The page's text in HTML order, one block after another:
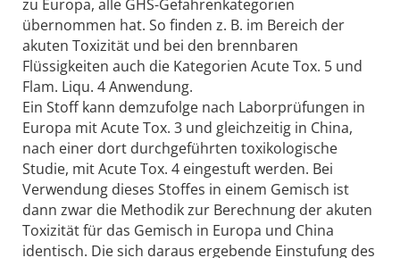
zu Europa, alle GHS-Gefahrenkategorien
übernommen hat. So finden z. B. im Bereich der
akuten Toxizität und bei den brennbaren
Flüssigkeiten auch die Kategorien Acute Tox. 5 und
Flam. Liqu. 4 Anwendung.
Ein Stoff kann demzufolge nach Laborprüfungen in
Europa mit Acute Tox. 3 und gleichzeitig in China,
nach einer dort durchgeführten toxikologische
Studie, mit Acute Tox. 4 eingestuft werden. Bei
Verwendung dieses Stoffes in einem Gemisch ist
dann zwar die Methodik zur Berechnung der akuten
Toxizität für das Gemisch in Europa und China
identisch. Die sich daraus ergebende Einstufung des